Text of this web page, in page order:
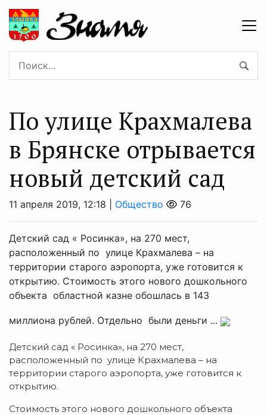
По улице Крахмалева
в Брянске отрывается
новый детский сад
11 апреля 2019, 12:18 | Общество 76
Детский сад « Росинка», на 270 мест,
расположенный по улице Крахмалева – на
территории старого аэропорта, уже готовится к
открытию. Стоимость этого нового дошкольного
объекта областной казне обошлась в 143
миллиона рублей. Отдельно были деньги ...
Детский сад « Росинка», на 270 мест,
расположенный по улице Крахмалева – на
территории старого аэропорта, уже готовится к
открытию.
Стоимость этого нового дошкольного объекта